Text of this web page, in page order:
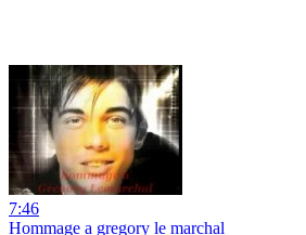
7:46
Hommage a gregory le marchal